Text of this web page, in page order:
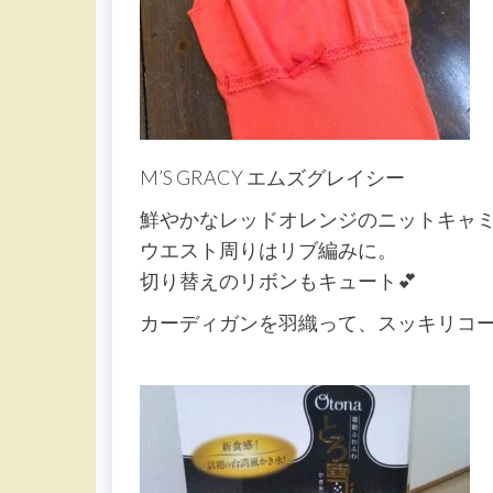
M’S GRACY エムズグレイシー
鮮やかなレッドオレンジのニットキャ
ウエスト周りはリブ編みに。
切り替えのリボンもキュート💕
カーディガンを羽織って、スッキリコ